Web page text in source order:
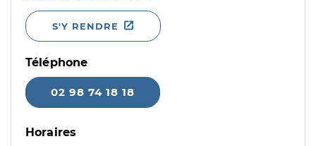
S'Y RENDRE
Téléphone
02 98 74 18 18
Horaires